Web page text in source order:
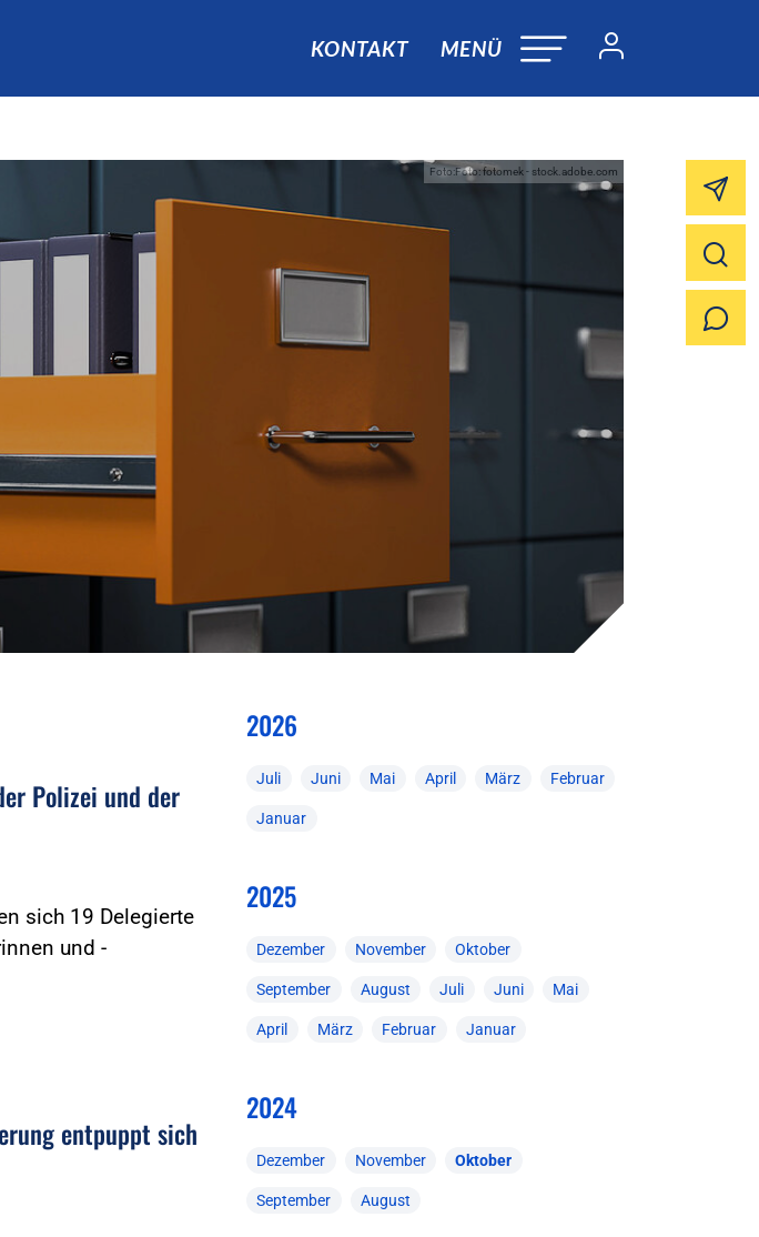
KONTAKT MENÜ
Foto:Foto: fotomek - stock.adobe.com
Polizei und der
sich 19 Delegierte
und -
entpuppt sich
2026
Juli Juni Mai April März Februar
Januar
2025
Dezember November Oktober
September August Juli Juni Mai
April März Februar Januar
2024
Dezember November Oktober
September August